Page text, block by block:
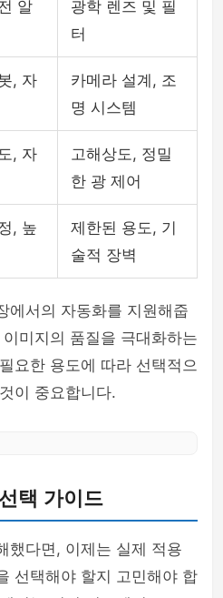
알
광학 렌즈 및 필
터
, 자
카메라 설계, 조
명 시스템
, 자
고해상도, 정밀
한 광 제어
, 높
제한된 용도, 기
술적 장벽
에서의 자동화를 지원해줍
미지의 품질을 극대화하는
요한 용도에 따라 선택적으
이 중요합니다.
택 가이드
했다면, 이제는 실제 적용
선택해야 할지 고민해야 합